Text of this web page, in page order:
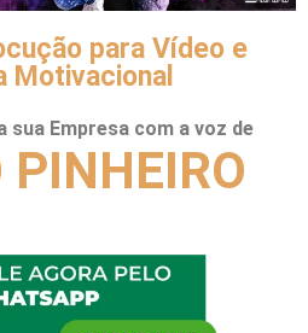
para Vídeo e
Motivacional
sua Empresa com a voz de
PINHEIRO